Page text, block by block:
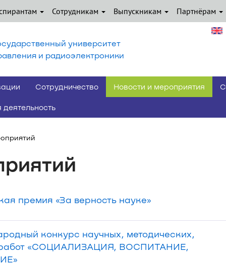
Сотрудникам Выпускникам Партнёрам
университет
и радиоэлектроники
Сотрудничество Новости и мероприятия
премия «За верность науке»
конкурс научных, методических,
работ «СОЦИАЛИЗАЦИЯ, ВОСПИТАНИЕ,